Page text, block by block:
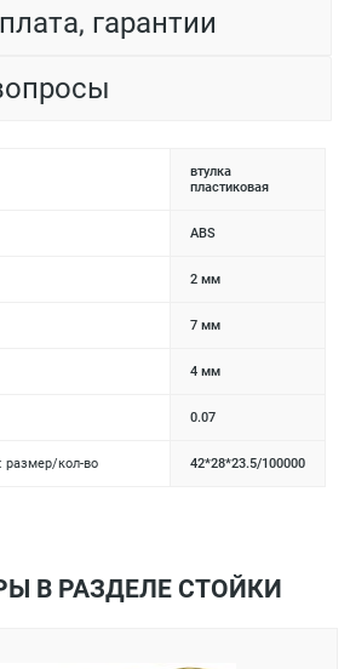
гарантии
втулка
пластиковая
ABS
2 мм
7 мм
4 мм
0.07
размер/кол-во 42*28*23.5/100000
В РАЗДЕЛЕ СТОЙКИ